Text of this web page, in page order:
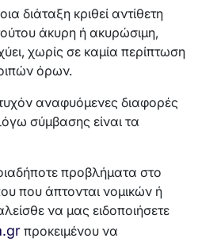
διάταξη κριθεί αντίθετη
άκυρη ή ακυρώσιμη,
χωρίς σε καμία περίπτωση
όρων.
αναφυόμενες διαφορές
σύμβασης είναι τα
προβλήματα στο
που άπτονται νομικών ή
να μας ειδοποιήσετε
προκειμένου να